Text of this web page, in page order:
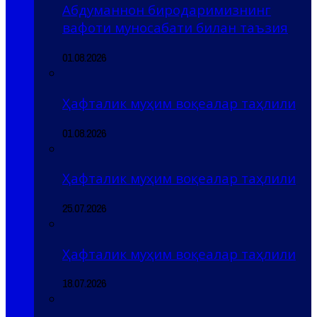
Абдуманнон биродаримизнинг
вафоти муносабати билан таъзия
01.08.2026
Ҳафталик муҳим воқеалар таҳлили
01.08.2026
Ҳафталик муҳим воқеалар таҳлили
25.07.2026
Ҳафталик муҳим воқеалар таҳлили
18.07.2026